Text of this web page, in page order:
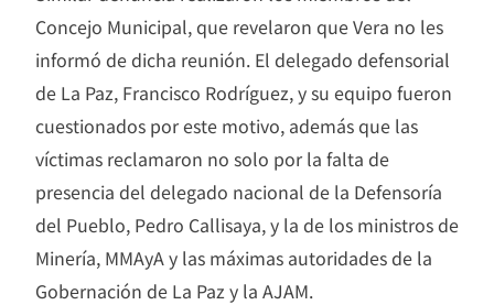
Concejo Municipal, que revelaron que Vera no les
informó de dicha reunión. El delegado defensorial
de La Paz, Francisco Rodríguez, y su equipo fueron
cuestionados por este motivo, además que las
víctimas reclamaron no solo por la falta de
presencia del delegado nacional de la Defensoría
del Pueblo, Pedro Callisaya, y la de los ministros de
Minería, MMAyA y las máximas autoridades de la
Gobernación de La Paz y la AJAM.